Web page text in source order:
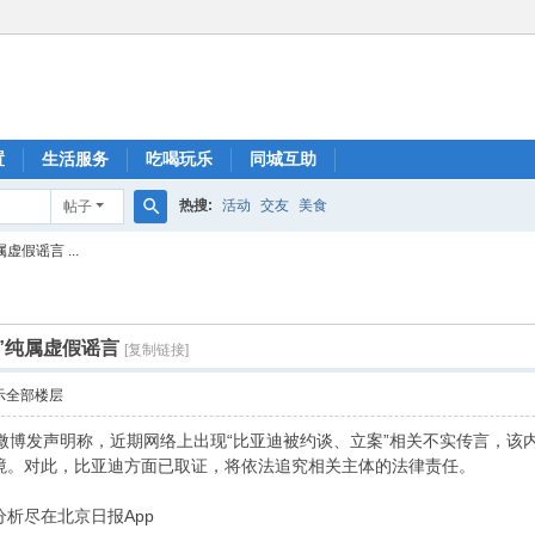
生活服务 吃喝玩乐 同城互助
帖子 热搜: 活动 交友 美食
虚假谣言 ...
纯属虚假谣言 [复制链接]
全部楼层
发声明称，​​近期网络上出现“比亚迪被约谈、立案”相关不实传言，
对此，比亚迪方面已取证，将依法追究相关主体的法律责任。
析尽在北京日报App